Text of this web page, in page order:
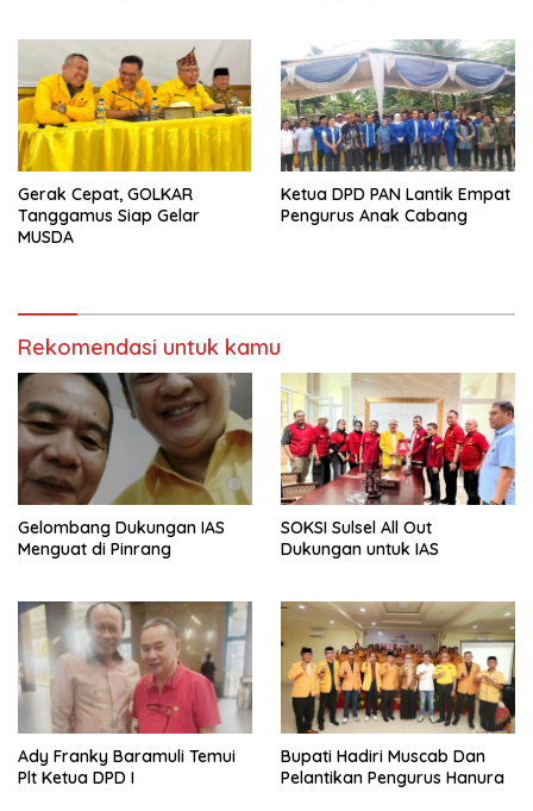
Gerak Cepat, GOLKAR
Tanggamus Siap Gelar
MUSDA
Ketua DPD PAN Lantik Empat
Pengurus Anak Cabang
Rekomendasi untuk kamu
Gelombang Dukungan IAS
Menguat di Pinrang
SOKSI Sulsel All Out
Dukungan untuk IAS
Ady Franky Baramuli Temui
Plt Ketua DPD I
Bupati Hadiri Muscab Dan
Pelantikan Pengurus Hanura